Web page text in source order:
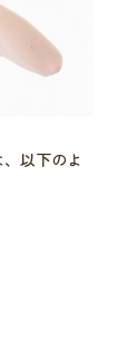
以下のよ